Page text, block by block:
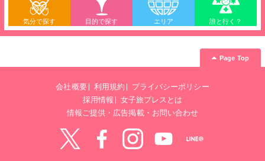
気分で探す 目的で探す エリア 誰と行く？
Page Top
会社概要 利用規約
プライバシーポリシー
採用情報
女子旅プレスとは
情報ご提供・広告掲載・お問い合わせ